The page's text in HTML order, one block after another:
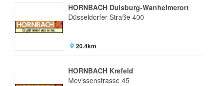
HORNBACH Duisburg-Wanheimerort
Düsseldorfer Straße 400
20.4km
HORNBACH Krefeld
Mevissenstrasse 45